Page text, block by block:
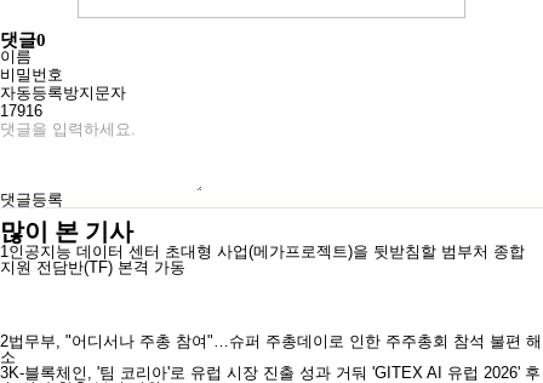
댓글0
이름
비밀번호
자동등록방지문자
17916
댓글등록
많이 본 기사
1인공지능 데이터 센터 초대형 사업(메가프로젝트)을 뒷받침할 범부처 종합
지원 전담반(TF) 본격 가동
2법무부, "어디서나 주총 참여"…슈퍼 주총데이로 인한 주주총회 참석 불편 해
소
3K-블록체인, '팀 코리아'로 유럽 시장 진출 성과 거둬 'GITEX AI 유럽 2026' 후